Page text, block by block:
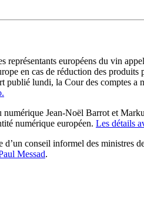
représentants européens du vin
en cas de réduction des produits
publié lundi, la Cour des comptes a
numérique Jean-Noël Barrot et
numérique européen. Les détails
d’un conseil informel des ministres
Messad.